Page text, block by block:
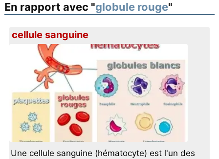
En rapport avec "globule rouge"
cellule sanguine
Une cellule sanguine (hématocyte) est l'un des